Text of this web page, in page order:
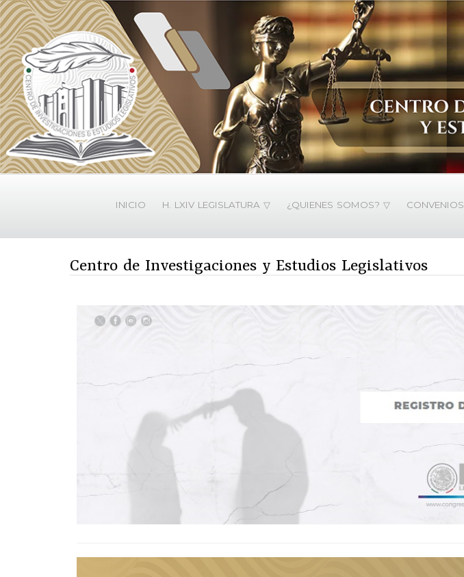
INICIO H. LXIV LEGISLATURA ▽ ¿QUIENES SOMOS? ▽ CONVENIOS
Centro de Investigaciones y Estudios Legislativos